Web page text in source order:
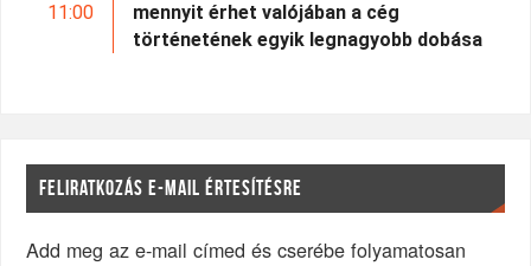
11:00
mennyit érhet valójában a cég
történetének egyik legnagyobb dobása
FELIRATKOZÁS E-MAIL ÉRTESÍTÉSRE
Add meg az e-mail címed és cserébe folyamatosan